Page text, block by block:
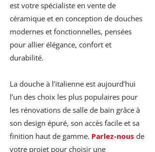
est votre spécialiste en vente de
céramique et en conception de douches
modernes et fonctionnelles, pensées
pour allier élégance, confort et
durabilité.
La douche à l’italienne est aujourd’hui
l’un des choix les plus populaires pour
les rénovations de salle de bain grâce à
son design épuré, son accès facile et sa
finition haut de gamme. Parlez-nous de
votre projet pour choisir une